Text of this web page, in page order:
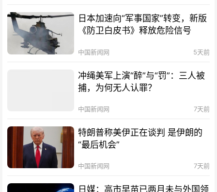
日本加速向“军事国家”转变，新版
《防卫白皮书》释放危险信号
中国新闻网 5天前
冲绳美军上演“醉”与“罚”：三人被
捕，为何无人认罪？
中国新闻网 7天前
特朗普称美伊正在谈判 是伊朗的
“最后机会”
中国新闻网 7天前
日媒：高市早苗已两月未与外国领